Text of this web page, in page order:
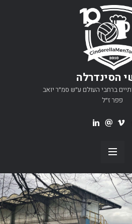
הסינדרלה
ברחבי העולם ע״ש סמ״ר יואב
פפר ז״ל